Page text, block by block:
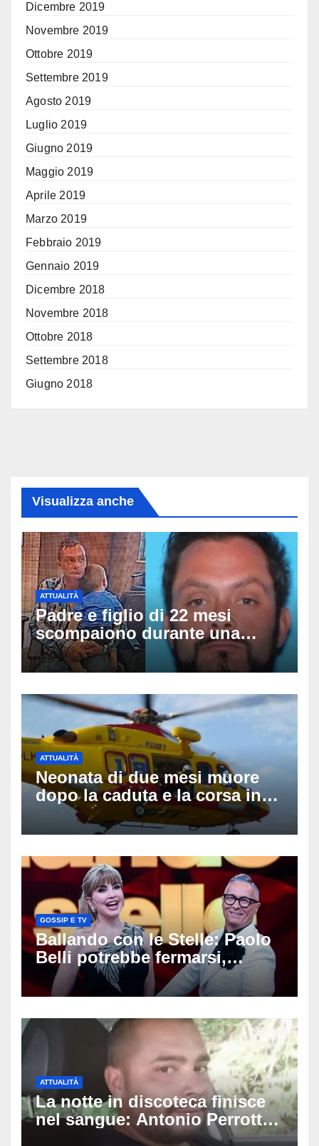
Dicembre 2019
Novembre 2019
Ottobre 2019
Settembre 2019
Agosto 2019
Luglio 2019
Giugno 2019
Maggio 2019
Aprile 2019
Marzo 2019
Febbraio 2019
Gennaio 2019
Dicembre 2018
Novembre 2018
Ottobre 2018
Settembre 2018
Giugno 2018
Visualizza anche
ATTUALITÀ
Padre e figlio di 22 mesi
scompaiono durante una
passeggiata a McHenry:
ritrovati sani e salvi dopo ore
ATTUALITÀ
Neonata di due mesi muore
dopo la caduta e la corsa in
ospedale: da Guilmi a Vasto,
poi l’eliambulanza a Pescara
GOSSIP E TV
Ballando con le Stelle: Paolo
Belli potrebbe fermarsi,
spunta il nome del sostituto e
il cast prende forma
ATTUALITÀ
La notte in discoteca finisce
nel sangue: Antonio Perrotta
pestato a Sangineto, muore a